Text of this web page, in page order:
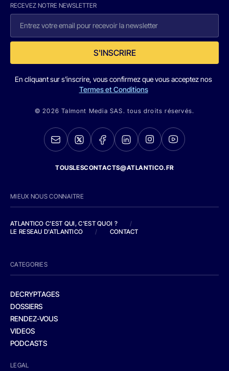
RECEVEZ NOTRE NEWSLETTER
S'INSCRIRE
En cliquant sur s'inscrire, vous confirmez que vous acceptez nos
Termes et Conditions
© 2026 Talmont Media SAS. tous droits réservés.
TOUSLESCONTACTS@ATLANTICO.FR
MIEUX NOUS CONNAITRE
ATLANTICO C'EST QUI, C'EST QUOI ?
/
LE RESEAU D'ATLANTICO
/ CONTACT
CATEGORIES
DECRYPTAGES
DOSSIERS
RENDEZ-VOUS
VIDEOS
PODCASTS
LEGAL